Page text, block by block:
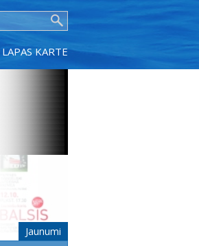
LAPAS KARTE
Jaunumi